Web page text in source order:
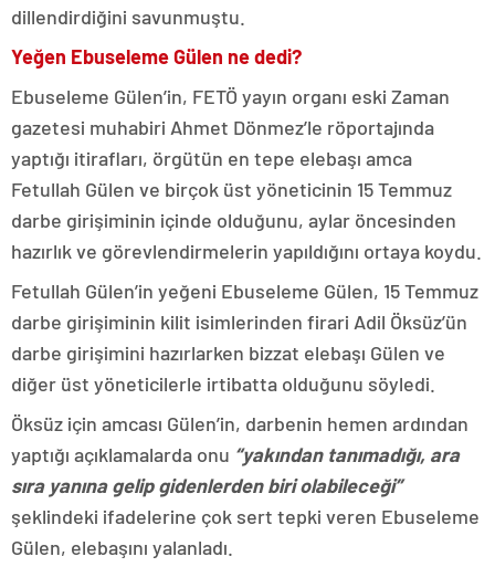
dillendirdiğini savunmuştu.
Yeğen Ebuseleme Gülen ne dedi?
Ebuseleme Gülen’in, FETÖ yayın organı eski Zaman
gazetesi muhabiri Ahmet Dönmez’le röportajında
yaptığı itirafları, örgütün en tepe elebaşı amca
Fetullah Gülen ve birçok üst yöneticinin 15 Temmuz
darbe girişiminin içinde olduğunu, aylar öncesinden
hazırlık ve görevlendirmelerin yapıldığını ortaya koydu.
Fetullah Gülen’in yeğeni Ebuseleme Gülen, 15 Temmuz
darbe girişiminin kilit isimlerinden firari Adil Öksüz’ün
darbe girişimini hazırlarken bizzat elebaşı Gülen ve
diğer üst yöneticilerle irtibatta olduğunu söyledi.
Öksüz için amcası Gülen’in, darbenin hemen ardından
yaptığı açıklamalarda onu “yakından tanımadığı, ara
sıra yanına gelip gidenlerden biri olabileceği”
şeklindeki ifadelerine çok sert tepki veren Ebuseleme
Gülen, elebaşını yalanladı.